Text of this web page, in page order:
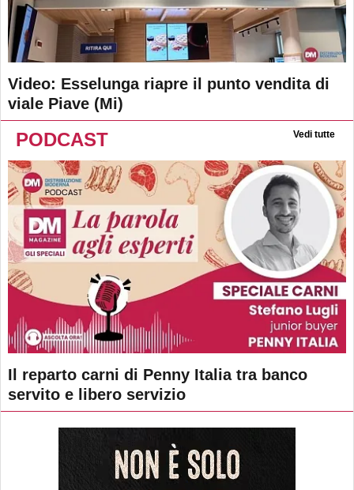
Video: Esselunga riapre il punto vendita di
viale Piave (Mi)
PODCAST Vedi tutte
Il reparto carni di Penny Italia tra banco
servito e libero servizio